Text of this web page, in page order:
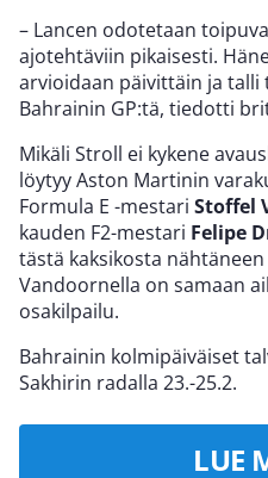
– Lancen odotetaan
ajotehtäviin pikaisesti.
arvioidaan päivittäin ja
Bahrainin GP:tä, tiedotti
Mikäli Stroll ei kykene
löytyy Aston Martinin
Formula E -mestari Stoffel
kauden F2-mestari Felipe
tästä kaksikosta
Vandoornella on samaan
osakilpailu.
Bahrainin kolmipäiväiset
Sakhirin radalla 23.-25.2.
LUE